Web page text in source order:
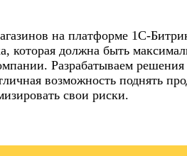
на платформе 1С-
которая должна быть
Разрабатываем
возможность поднять
свои риски.